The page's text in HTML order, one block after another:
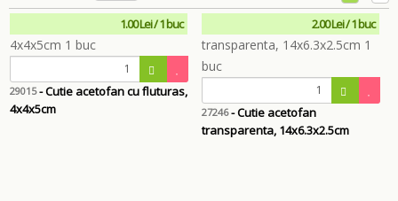
1.00 Lei / 1 buc
29015- Cutie acetofan cu fluturas,
4x4x5cm
2.00 Lei / 1 buc
27246- Cutie acetofan
transparenta, 14x6.3x2.5cm